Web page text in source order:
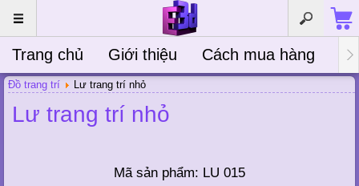
Trang chủ Giới thiệu Cách mua hàng
Đồ trang trí Lư trang trí nhỏ
Lư trang trí nhỏ
Mã sản phẩm: LU 015